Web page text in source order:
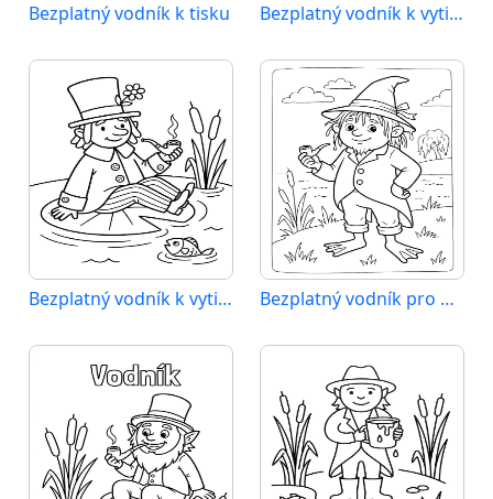
Bezplatný vodník k tisku Bezplatný vodník k vytisknutí
Bezplatný vodník k vytištění Bezplatný vodník pro děti